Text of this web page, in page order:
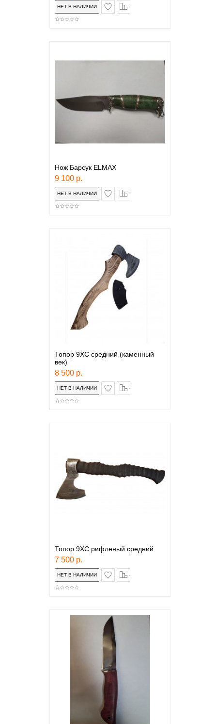
в закладки
Нож Барсук ELMAX
9 100 р.
в закладки
Топор 9ХС средний (каменный
век)
8 500 р.
в закладки
Топор 9ХС рифленый средний
7 500 р.
в закладки